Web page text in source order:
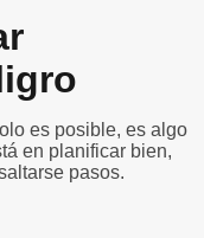
es posible, es algo
en planificar bien,
pasos.